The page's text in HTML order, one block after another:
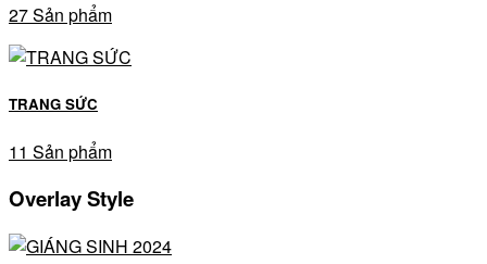
27 Sản phẩm
TRANG SỨC
11 Sản phẩm
Overlay Style